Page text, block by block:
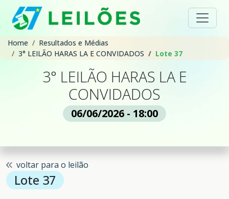
Home
Resultados e Médias
3° LEILÃO HARAS LA E CONVIDADOS
Lote 37
3° LEILÃO HARAS LA E
CONVIDADOS
06/06/2026 - 18:00
voltar para o leilão
Lote 37